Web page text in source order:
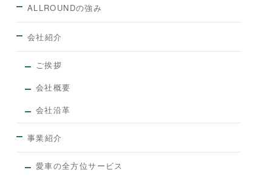
ALLROUNDの強み
会社紹介
ご挨拶
会社概要
会社沿革
事業紹介
愛車の全方位サービス